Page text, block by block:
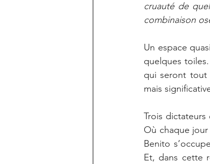
cruauté de
combinaison
Un espace
quelques
qui seront tout
mais
Trois dictateurs
Où chaque
Benito
Et, dans cette